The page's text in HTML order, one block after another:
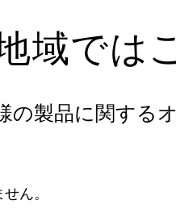
域では
製品に関する
ん。